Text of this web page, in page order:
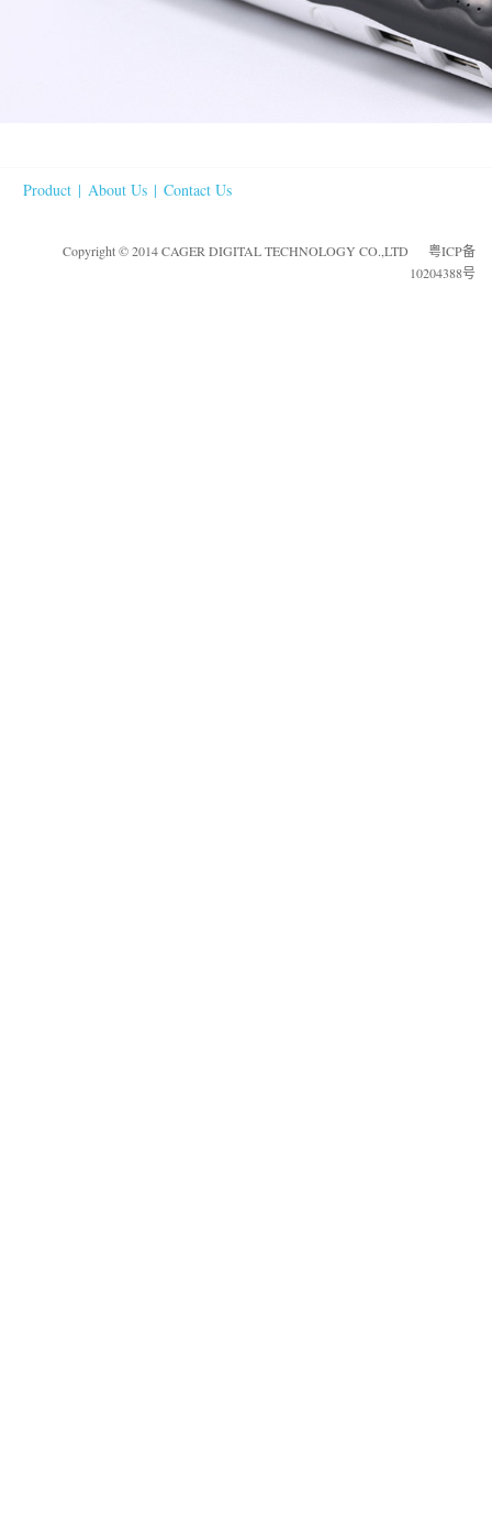
Product | About Us | Contact Us
Copyright © 2014 CAGER DIGITAL TECHNOLOGY CO.,LTD
粤ICP备
10204388号